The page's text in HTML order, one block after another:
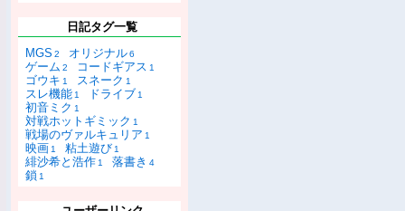
日記タグ一覧
MGS 2 オリジナル6
ゲーム 2 コードギアス 1
ゴウキ 1 スネーク 1
スレ機能 1 ドライブ 1
初音ミク 1
対戦ホットギミック 1
戦場のヴァルキュリア 1
映画 1 粘土遊び 1
緋沙希と浩作 1 落書き 4
鎖 1